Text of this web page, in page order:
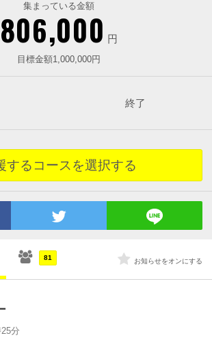
集まっている金額
806,000 円
目標金額1,000,000円
終了
するコースを選択する
81 お知らせをオンにする
分